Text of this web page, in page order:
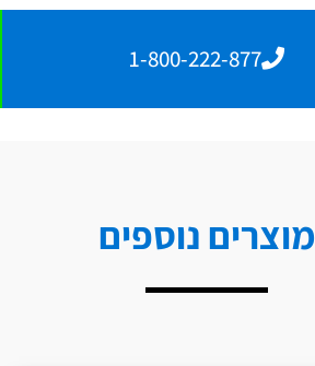
1-800-222-877
מוצרים נוספים